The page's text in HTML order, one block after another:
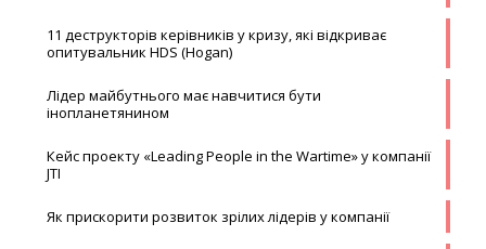
11 деструкторів керівників у кризу, які відкриває
опитувальник HDS (Hogan)
Лідер майбутнього має навчитися бути
інопланетянином
Кейс проекту «Leading People in the Wartime» у компанії
JTI
Як прискорити розвиток зрілих лідерів у компанії